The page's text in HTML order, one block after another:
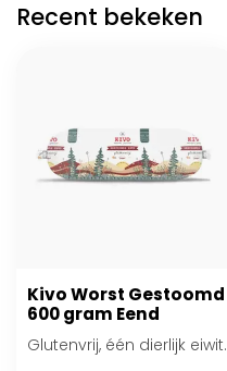
Recent bekeken
Kivo Worst Gestoomd
600 gram Eend
Glutenvrij, één dierlijk eiwit.